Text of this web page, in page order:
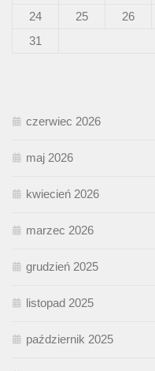
24
25 26
31
czerwiec 2026
maj 2026
kwiecień 2026
marzec 2026
grudzień 2025
listopad 2025
październik 2025